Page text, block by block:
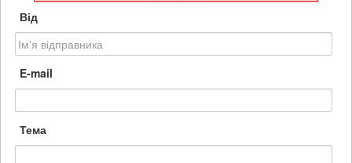
Від
E-mail
Тема